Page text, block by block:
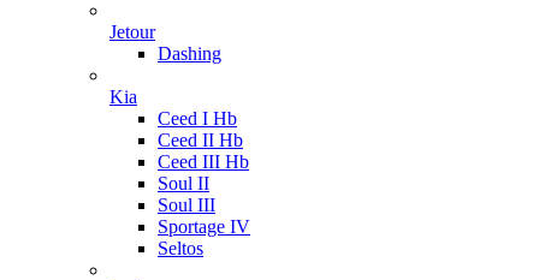
Jetour
Dashing
Kia
Ceed I Hb
Ceed II Hb
Ceed III Hb
Soul II
Soul III
Sportage IV
Seltos